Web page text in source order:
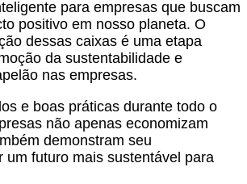
para empresas que buscam
positivo em nosso planeta. O
dessas caixas é uma etapa
da sustentabilidade e
nas empresas.
e boas práticas durante todo o
não apenas economizam
demonstram seu
um futuro mais sustentável para